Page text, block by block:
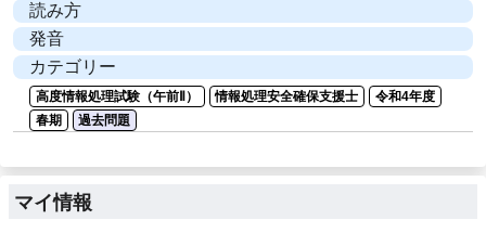
読み方
発音
カテゴリー
高度情報処理試験（午前Ⅱ） 情報処理安全確保支援士
令和4年度
春期
過去問題
マイ情報